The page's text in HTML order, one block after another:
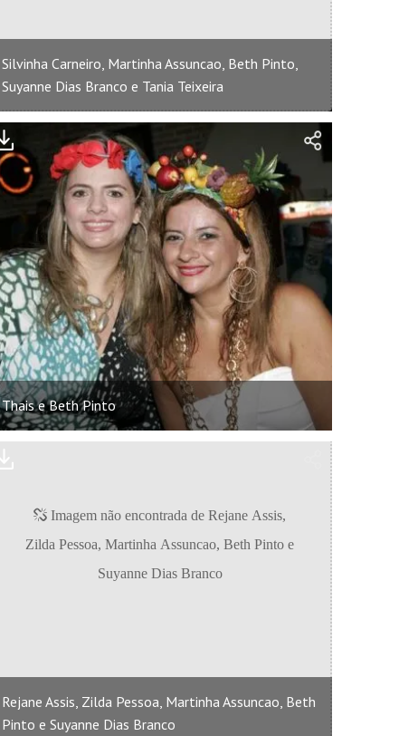
Silvinha Carneiro, Martinha Assuncao, Beth Pinto,
Suyanne Dias Branco e Tania Teixeira
Thais e Beth Pinto
Rejane Assis, Zilda Pessoa, Martinha Assuncao, Beth
Pinto e Suyanne Dias Branco